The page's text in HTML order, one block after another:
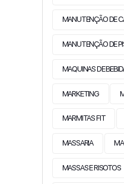
MANUTENÇÃO DE
MANUTENÇÃO DE
MAQUINAS DE
MARKETING
MARMITAS FIT
MASSARIA
MASSAS E RISOTOS